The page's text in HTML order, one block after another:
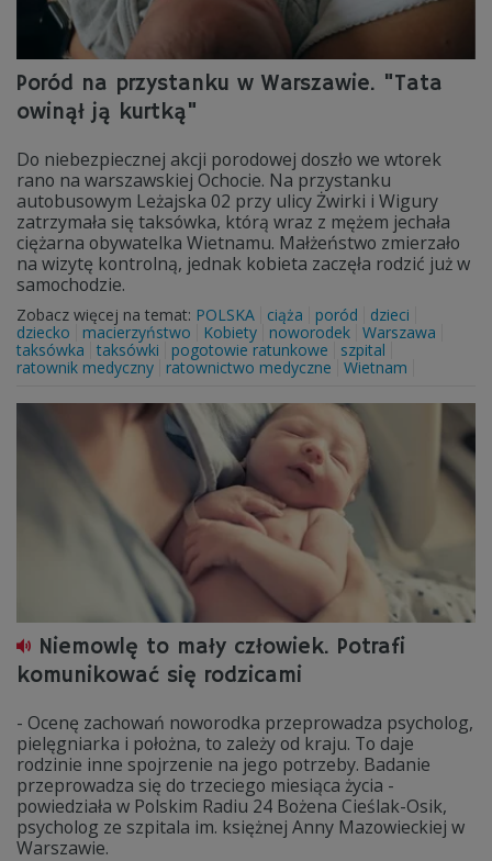
Poród na przystanku w Warszawie. "Tata
owinął ją kurtką"
Do niebezpiecznej akcji porodowej doszło we wtorek
rano na warszawskiej Ochocie. Na przystanku
autobusowym Leżajska 02 przy ulicy Żwirki i Wigury
zatrzymała się taksówka, którą wraz z mężem jechała
ciężarna obywatelka Wietnamu. Małżeństwo zmierzało
na wizytę kontrolną, jednak kobieta zaczęła rodzić już w
samochodzie.
Zobacz więcej na temat: POLSKA ciąża poród
dzieci
dziecko
macierzyństwo Kobiety noworodek Warszawa
taksówka
taksówki pogotowie ratunkowe
szpital
ratownik medyczny
ratownictwo medyczne Wietnam
Niemowlę to mały człowiek. Potrafi
komunikować się rodzicami
- Ocenę zachowań noworodka przeprowadza psycholog,
pielęgniarka i położna, to zależy od kraju. To daje
rodzinie inne spojrzenie na jego potrzeby. Badanie
przeprowadza się do trzeciego miesiąca życia -
powiedziała w Polskim Radiu 24 Bożena Cieślak-Osik,
psycholog ze szpitala im. księżnej Anny Mazowieckiej w
Warszawie.